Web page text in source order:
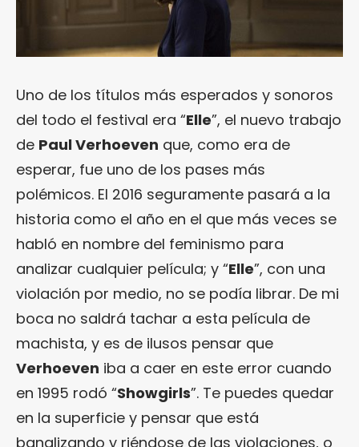
Uno de los títulos más esperados y sonoros
del todo el festival era “Elle”, el nuevo trabajo
de Paul Verhoeven que, como era de
esperar, fue uno de los pases más
polémicos. El 2016 seguramente pasará a la
historia como el año en el que más veces se
habló en nombre del feminismo para
analizar cualquier película; y “Elle”, con una
violación por medio, no se podía librar. De mi
boca no saldrá tachar a esta película de
machista, y es de ilusos pensar que
Verhoeven iba a caer en este error cuando
en 1995 rodó “Showgirls”. Te puedes quedar
en la superficie y pensar que está
banalizando y riéndose de las violaciones, o